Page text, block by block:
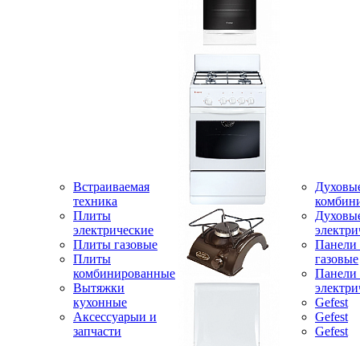
Встраиваемая
техника
Плиты
электрические
Плиты газовые
Плиты
комбинированные
Вытяжки
кухонные
Аксессуарыи и
запчасти
Панели
газовые
Панели
Gefest
Gefest
Gefest